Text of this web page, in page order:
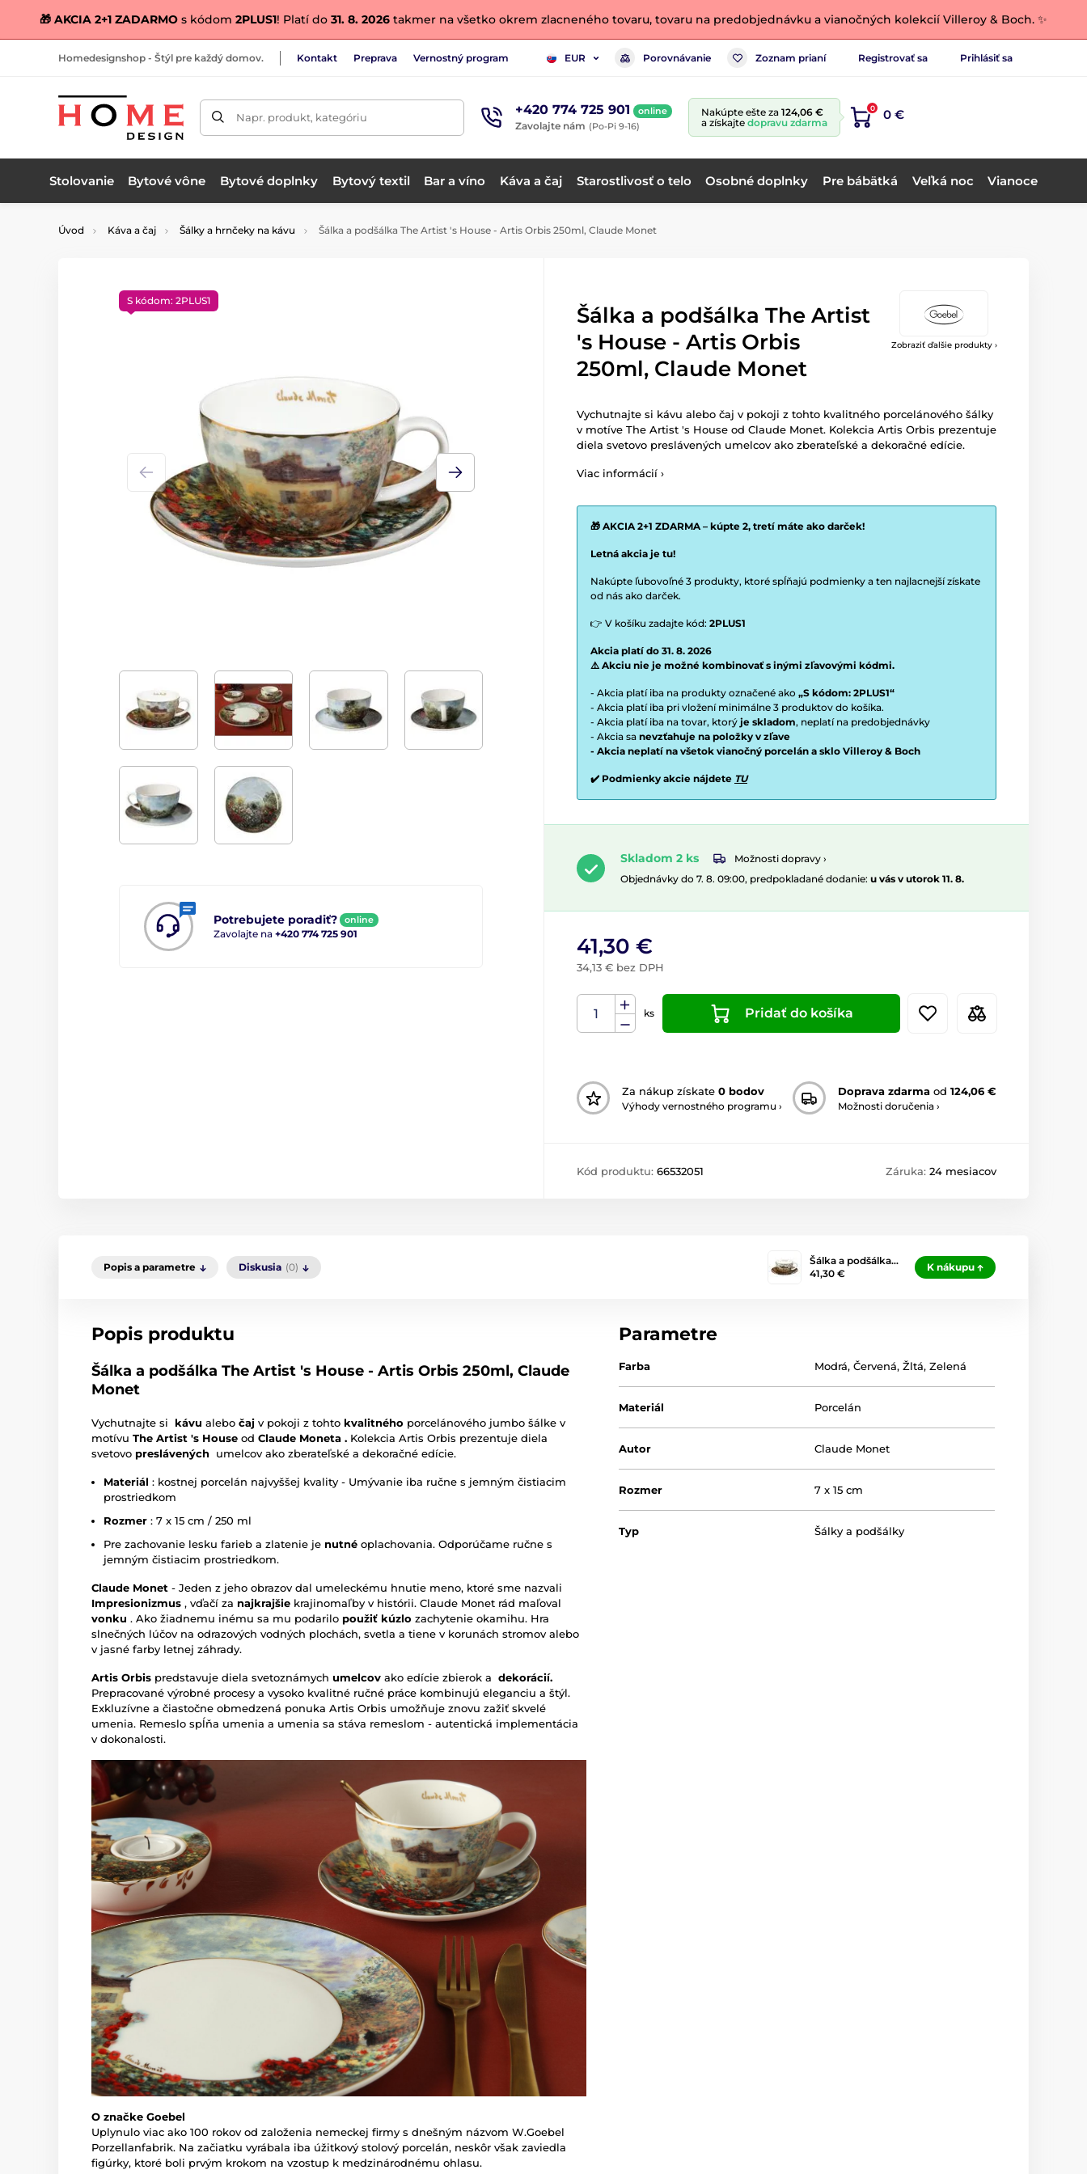
🎁 AKCIA 2+1 ZADARMO s kódom 2PLUS1! Platí do 31. 8. 2026 takmer na všetko okrem zlacneného tovaru, tovaru na predobjednávku a vianočných kolekcií Villeroy & Boch. ✨
Homedesignshop - Štýl pre každý domov. Kontakt Preprava Vernostný program EUR Porovnávanie Zoznam prianí Registrovať sa Prihlásiť sa
Napr. produkt, kategóriu +420 774 725 901 online
Zavolajte nám (Po-Pi 9-16)
Nakúpte ešte za 124,06 €
a získajte dopravu zdarma
0 0 €
Stolovanie Bytové vône Bytové doplnky Bytový textil Bar a víno Káva a čaj Starostlivosť o telo Osobné doplnky Pre bábätká Veľká noc Vianoce
Úvod Káva a čaj Šálky a hrnčeky na kávu Šálka ​​a podšálka The Artist 's House - Artis Orbis 250ml, Claude Monet
Zobraziť ďalšie produkty ›
Potrebujete poradiť? online
Zavolajte na +420 774 725 901
S kódom: 2PLUS1
Šálka ​​a podšálka The Artist
's House - Artis Orbis
250ml, Claude Monet
Vychutnajte si kávu alebo čaj v pokoji z tohto kvalitného porcelánového šálky
v motíve The Artist 's House od Claude Monet. Kolekcia Artis Orbis prezentuje
diela svetovo preslávených umelcov ako zberateľské a dekoračné edície.
Viac informácií ›
🎁 AKCIA 2+1 ZDARMA – kúpte 2, tretí máte ako darček!
Letná akcia je tu!
Nakúpte ľubovoľné 3 produkty, ktoré spĺňajú podmienky a ten najlacnejší získate
od nás ako darček.
👉 V košíku zadajte kód: 2PLUS1
Akcia platí do 31. 8. 2026
⚠️ Akciu nie je možné kombinovať s inými zľavovými kódmi.
- Akcia platí iba na produkty označené ako „S kódom: 2PLUS1“
- Akcia platí iba pri vložení minimálne 3 produktov do košíka.
- Akcia platí iba na tovar, ktorý je skladom, neplatí na predobjednávky
- Akcia sa nevzťahuje na položky v zľave
- Akcia neplatí na všetok vianočný porcelán a sklo Villeroy & Boch
✔️ Podmienky akcie nájdete TU
Skladom 2 ks
Možnosti dopravy ›
Objednávky do 7. 8. 09:00, predpokladané dodanie: u vás v utorok 11. 8.
41,30 €
34,13 € bez DPH
ks Pridať do košíka
Za nákup získate 0 bodov
Výhody vernostného programu ›
Doprava zdarma od 124,06 €
Možnosti doručenia ›
Kód produktu: 66532051 Záruka: 24 mesiacov
Popis a parametre Diskusia (0)
Šálka ​​a podšálka…
41,30 €
K nákupu
Popis produktu
Šálka ​​a podšálka The Artist 's House - Artis Orbis 250ml, Claude
Monet
Vychutnajte si kávu alebo čaj v pokoji z tohto kvalitného porcelánového jumbo šálke v
motívu The Artist 's House od Claude Moneta . Kolekcia Artis Orbis prezentuje diela
svetovo preslávených umelcov ako zberateľské a dekoračné edície.
Materiál : kostnej porcelán najvyššej kvality - Umývanie iba ručne s jemným čistiacim
prostriedkom
Rozmer : 7 x 15 cm / 250 ml
Pre zachovanie lesku farieb a zlatenie je nutné oplachovania. Odporúčame ručne s
jemným čistiacim prostriedkom.
Claude Monet - Jeden z jeho obrazov dal umeleckému hnutie meno, ktoré sme nazvali
Impresionizmus , vďačí za najkrajšie krajinomaľby v histórii. Claude Monet rád maľoval
vonku . Ako žiadnemu inému sa mu podarilo použiť kúzlo zachytenie okamihu. Hra
slnečných lúčov na odrazových vodných plochách, svetla a tiene v korunách stromov alebo
v jasné farby letnej záhrady.
Artis Orbis predstavuje diela svetoznámych umelcov ako edície zbierok a dekorácií.
Prepracované výrobné procesy a vysoko kvalitné ručné práce kombinujú eleganciu a štýl.
Exkluzívne a čiastočne obmedzená ponuka Artis Orbis umožňuje znovu zažiť skvelé
umenia. Remeslo spĺňa umenia a umenia sa stáva remeslom - autentická implementácia
v dokonalosti.
O značke Goebel
Uplynulo viac ako 100 rokov od založenia nemeckej firmy s dnešným názvom W.Goebel
Porzellanfabrik. Na začiatku vyrábala iba úžitkový stolový porcelán, neskôr však zaviedla
figúrky, ktoré boli prvým krokom na vzostup k medzinárodnému ohlasu.
Parametre
Farba Modrá,Červená,Žltá,Zelená
Materiál Porcelán
Autor Claude Monet
Rozmer 7 x 15 cm
Typ Šálky a podšálky